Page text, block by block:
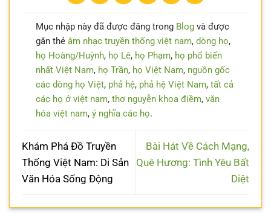
Mục nhập này đã được đăng trong Blogvà được
gắn thẻ âm nhạc truyền thống việt nam, dòng họ,
họ Hoàng/Huỳnh, họ Lê, họ Phạm, họ phổ biến
nhất Việt Nam, họ Trần, họ Việt Nam, nguồn gốc
các dòng họ Việt, phả hệ, phả hệ Việt Nam, tất cả
các họ ở việt nam, thơ nguyễn khoa điềm, văn
hóa việt nam, ý nghĩa các họ.
Khám Phá Đồ Truyền
Thống Việt Nam: Di Sản
Văn Hóa Sống Động
Bài Hát Về Cách Mạng,
Quê Hương: Tình Yêu Bất
Diệt